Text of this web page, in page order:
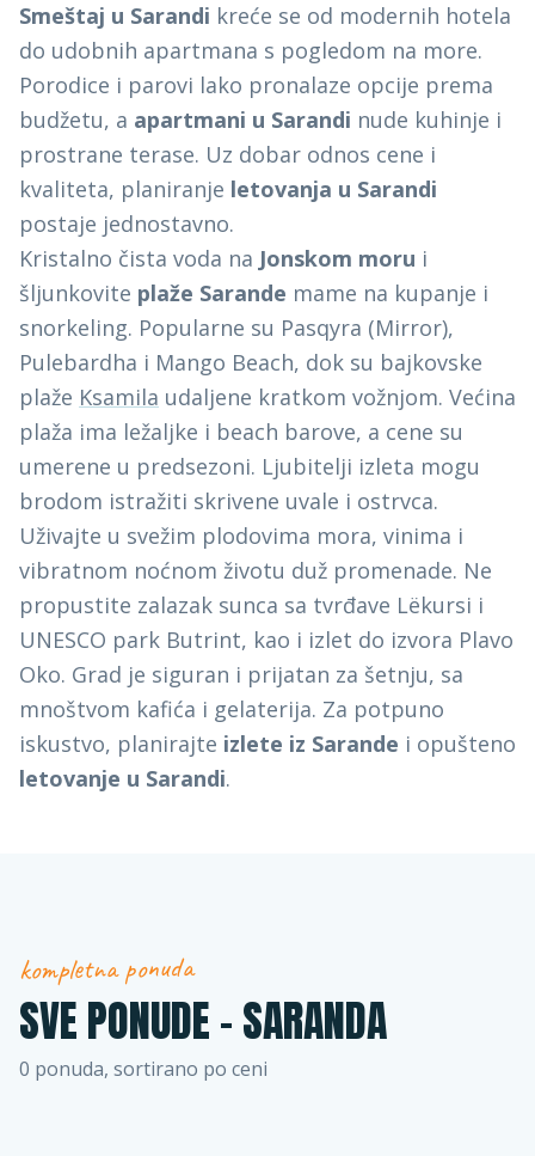
Smeštaj u Sarandi kreće se od modernih hotela
do udobnih apartmana s pogledom na more.
Porodice i parovi lako pronalaze opcije prema
budžetu, a apartmani u Sarandi nude kuhinje i
prostrane terase. Uz dobar odnos cene i
kvaliteta, planiranje letovanja u Sarandi
postaje jednostavno.
Kristalno čista voda na Jonskom moru i
šljunkovite plaže Sarande mame na kupanje i
snorkeling. Popularne su Pasqyra (Mirror),
Pulebardha i Mango Beach, dok su bajkovske
plaže Ksamila udaljene kratkom vožnjom. Većina
plaža ima ležaljke i beach barove, a cene su
umerene u predsezoni. Ljubitelji izleta mogu
brodom istražiti skrivene uvale i ostrvca.
Uživajte u svežim plodovima mora, vinima i
vibratnom noćnom životu duž promenade. Ne
propustite zalazak sunca sa tvrđave Lëkursi i
UNESCO park Butrint, kao i izlet do izvora Plavo
Oko. Grad je siguran i prijatan za šetnju, sa
mnoštvom kafića i gelaterija. Za potpuno
iskustvo, planirajte izlete iz Sarande i opušteno
letovanje u Sarandi.
kompletna ponuda
SVE PONUDE -SARANDA
0 ponuda, sortirano po ceni